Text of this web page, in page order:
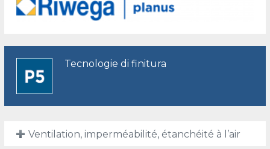
Tecnologie di finitura
Ventilation, imperméabilité, étanchéité à l’air